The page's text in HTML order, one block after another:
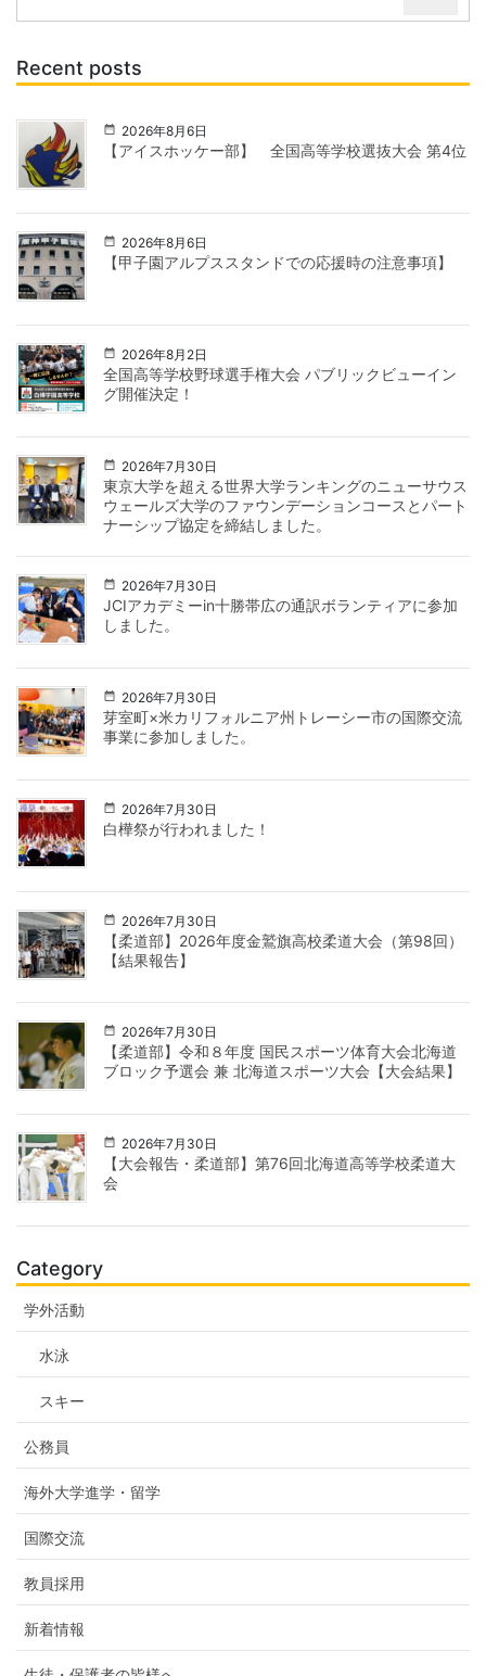
Recent posts
2026年8月6日
【アイスホッケー部】 全国高等学校選抜大会 第4位
2026年8月6日
【甲子園アルプススタンドでの応援時の注意事項】
2026年8月2日
全国高等学校野球選手権大会 パブリックビューイン
グ開催決定！
2026年7月30日
東京大学を超える世界大学ランキングのニューサウス
ウェールズ大学のファウンデーションコースとパート
ナーシップ協定を締結しました。
2026年7月30日
JCIアカデミーin十勝帯広の通訳ボランティアに参加
しました。
2026年7月30日
芽室町×米カリフォルニア州トレーシー市の国際交流
事業に参加しました。
2026年7月30日
白樺祭が行われました！
2026年7月30日
【柔道部】2026年度金鷲旗高校柔道大会（第98回）
【結果報告】
2026年7月30日
【柔道部】令和８年度 国民スポーツ体育大会北海道
ブロック予選会 兼 北海道スポーツ大会【大会結果】
2026年7月30日
【大会報告・柔道部】第76回北海道高等学校柔道大
会
Category
学外活動
水泳
スキー
公務員
海外大学進学・留学
国際交流
教員採用
新着情報